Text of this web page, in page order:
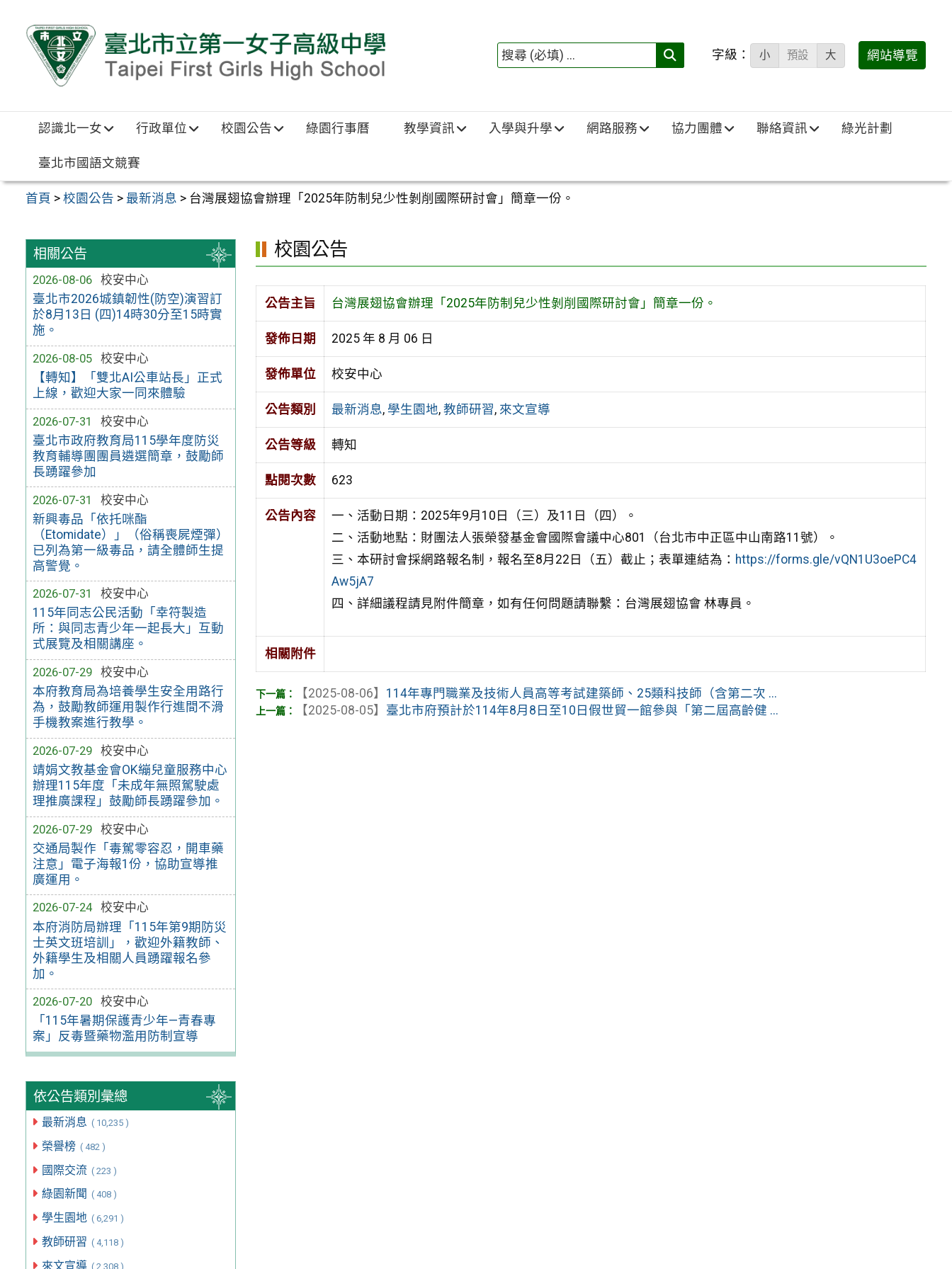
搜
填)：
字級： 小 預設 大 網站導覽
認識北一女 行政單位 校園公告 綠園行事曆 教學資訊 入學與升學 網路服務 協力團體 聯絡資訊 綠光計劃
臺北市國語文競賽
首頁 >校園公告 > 最新消息 > 台灣展翅協會辦理「2025年防制兒少性剝削國際研討會」簡章一份。
相關公告
2026-08-06
校安中心
臺北市2026城鎮韌性(防空)演習訂
於8月13日 (四)14時30分至15時實
施。
2026-08-05
校安中心
【轉知】「雙北AI公車站長」正式
上線，歡迎大家一同來體驗
2026-07-31
校安中心
臺北市政府教育局115學年度防災
教育輔導團團員遴選簡章，鼓勵師
長踴躍參加
2026-07-31
校安中心
新興毒品「依托咪酯
（Etomidate）」（俗稱喪屍煙彈）
已列為第一級毒品，請全體師生提
高警覺。
2026-07-31
校安中心
115年同志公民活動「幸符製造
所：與同志青少年一起長大」互動
式展覽及相關講座。
2026-07-29
校安中心
本府教育局為培養學生安全用路行
為，鼓勵教師運用製作行進間不滑
手機教案進行教學。
2026-07-29
校安中心
靖娟文教基金會OK繃兒童服務中心
辦理115年度「未成年無照駕駛處
理推廣課程」鼓勵師長踴躍參加。
2026-07-29
校安中心
交通局製作「毒駕零容忍，開車藥
注意」電子海報1份，協助宣導推
廣運用。
2026-07-24
校安中心
本府消防局辦理「115年第9期防災
士英文班培訓」，歡迎外籍教師、
外籍學生及相關人員踴躍報名參
加。
2026-07-20
校安中心
「115年暑期保護青少年—青春專
案」反毒暨藥物濫用防制宣導
依公告類別彙總
最新消息 ( 10,235 )
榮譽榜 ( 482 )
國際交流 ( 223 )
綠園新聞 ( 408 )
學生園地 ( 6,291 )
教師研習 ( 4,118 )
來文宣導 ( 2,308 )
校園公告
公告主旨 台灣展翅協會辦理「2025年防制兒少性剝削國際研討會」簡章一份。
發佈日期 2025 年 8 月 06 日
發佈單位 校安中心
公告類別 最新消息, 學生園地, 教師研習, 來文宣導
公告等級 轉知
點閱次數 623
公告內容
一、活動日期：2025年9月10日（三）及11日（四）。
二、活動地點：財團法人張榮發基金會國際會議中心801（台北市中正區中山南路11號）。
三、本研討會採網路報名制，報名至8月22日（五）截止；表單連結為： https://forms.gle/vQN1U3oePC4
Aw5jA7
四、詳細議程請見附件簡章，如有任何問題請聯繫：台灣展翅協會 林專員。
相關附件
【2025-08-06】 114年專門職業及技術人員高等考試建築師、25類科技師（含第二次 ...
【2025-08-05】 臺北市府預計於114年8月8日至10日假世貿一館參與「第二屆高齡健 ...